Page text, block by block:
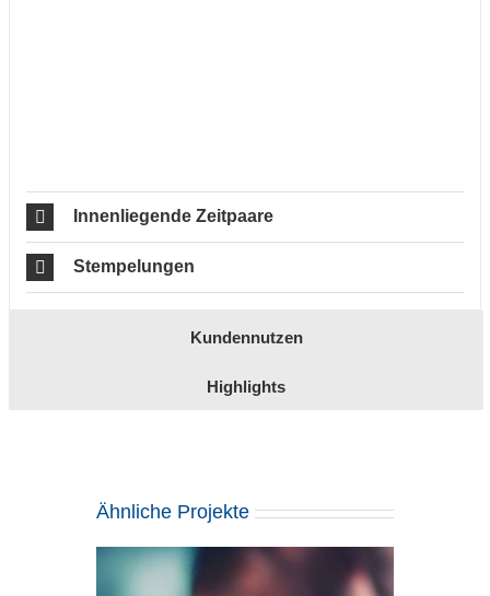
Innenliegende Zeitpaare
Stempelungen
Kundennutzen
Highlights
Ähnliche Projekte